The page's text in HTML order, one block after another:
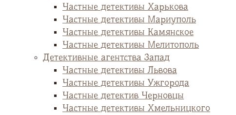
Частные детективы Харькова
Частные детективы Мариуполь
Частные детективы Камянское
Частные детективы Мелитополь
Детективные агентства Запад
Частные детективы Львова
Частные детективы Ужгорода
Частные детектив Черновцы
Частные детективы Хмельницкого